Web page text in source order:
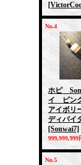
No.4
ホピ
イ ピン
アイボリ
ディバイ
[Sonwai7]
999,999,999
No.5